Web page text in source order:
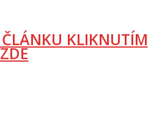
KLIKNUTÍM
ZDE